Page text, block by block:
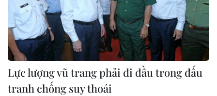
Lực lượng vũ trang phải đi đầu trong đấu
tranh chống suy thoái